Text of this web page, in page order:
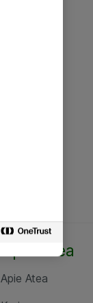
Apie Atea
Apie Atea